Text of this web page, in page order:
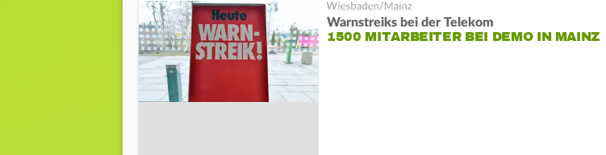
Warnstreiks bei der Telekom
1500 MITARBEITER BEI DEMO IN MAINZ